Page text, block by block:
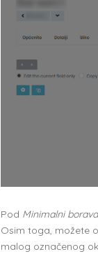
Pod Minimalni
Osim toga, možete
malog označenog